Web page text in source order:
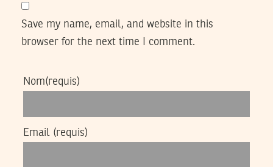
Save my name, email, and website in this
browser for the next time I comment.
Nom(requis)
Email (requis)